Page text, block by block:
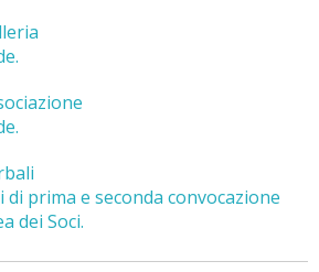
prima e seconda convocazione
dei Soci.